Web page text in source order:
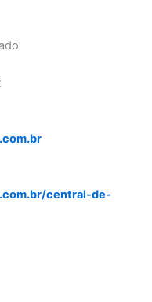
central-de-